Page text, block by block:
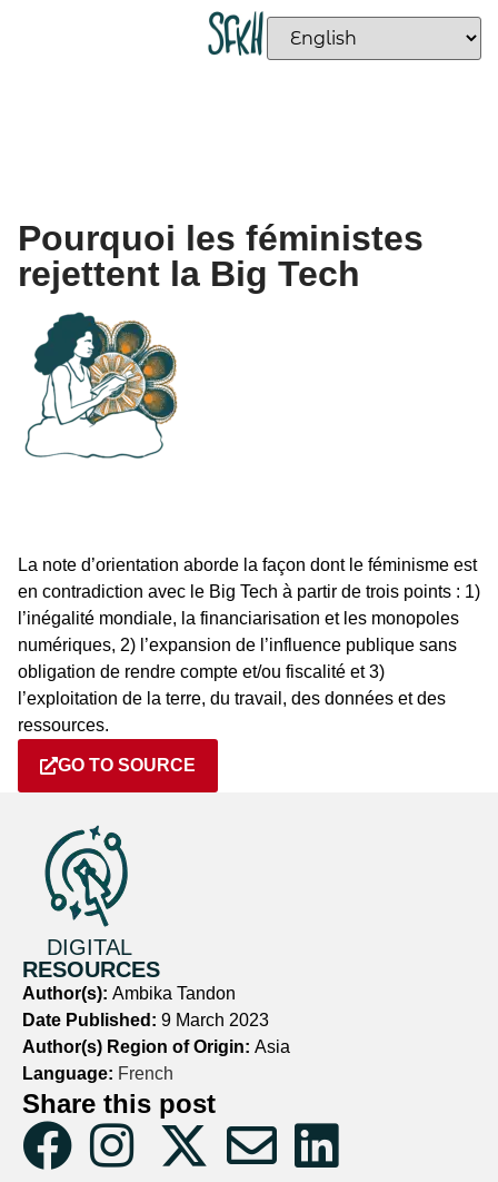
Pourquoi les féministes
rejettent la Big Tech
La note d’orientation aborde la façon dont le féminisme est
en contradiction avec le Big Tech à partir de trois points : 1)
l’inégalité mondiale, la financiarisation et les monopoles
numériques, 2) l’expansion de l’influence publique sans
obligation de rendre compte et/ou fiscalité et 3)
l’exploitation de la terre, du travail, des données et des
ressources.
GO TO SOURCE
DIGITAL
RESOURCES
Author(s): Ambika Tandon
Date Published: 9 March 2023
Author(s) Region of Origin: Asia
Language: French
Share this post